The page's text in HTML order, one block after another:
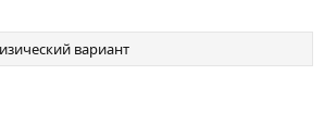
вариант